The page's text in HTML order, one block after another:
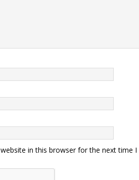
in this browser for the next time